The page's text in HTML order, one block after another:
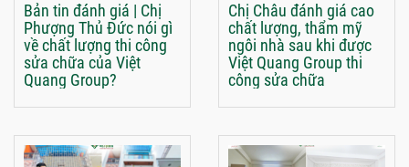
Bản tin đánh giá | Chị
Phượng Thủ Đức nói gì
về chất lượng thi công
sửa chữa của Việt
Quang Group?
Chị Châu đánh giá cao
chất lượng, thẩm mỹ
ngôi nhà sau khi được
Việt Quang Group thi
công sửa chữa